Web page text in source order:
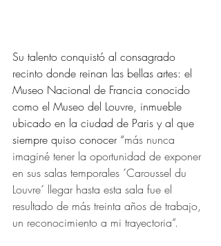
Su talento conquistó al consagrado
recinto donde reinan las bellas artes: el
Museo Nacional de Francia conocido
como el Museo del Louvre, inmueble
ubicado en la ciudad de Paris y al que
siempre quiso conocer “más nunca
imaginé tener la oportunidad de exponer
en sus salas temporales ´Caroussel du
Louvre´ llegar hasta esta sala fue el
resultado de más treinta años de trabajo,
un reconocimiento a mi trayectoria”.